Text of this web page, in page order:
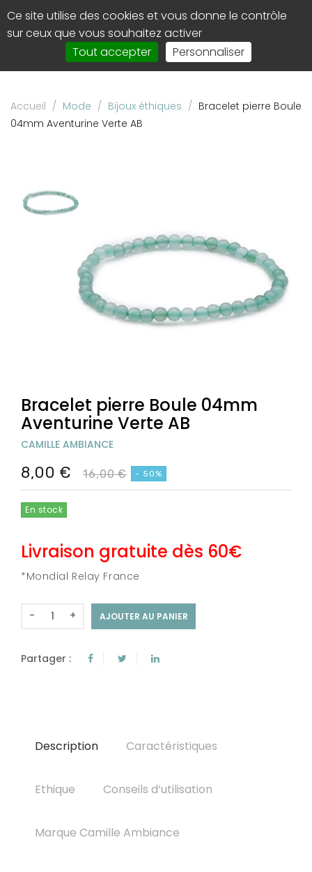
Accueil / Mode / Bijoux éthiques / Bracelet pierre Boule
04mm Aventurine Verte AB
Bracelet pierre Boule 04mm
Aventurine Verte AB
CAMILLE AMBIANCE
8,00 € 16,00 € - 50%
En stock
Livraison gratuite dès 60€
*Mondial Relay France
+
- AJOUTER AU PANIER
Partager :
Description Caractéristiques
Ethique Conseils d‘utilisation
Marque Camille Ambiance
Panneau de gestion des cookies
Ce site utilise des cookies et vous donne le contrôle
sur ceux que vous souhaitez activer
Tout accepter
Personnaliser